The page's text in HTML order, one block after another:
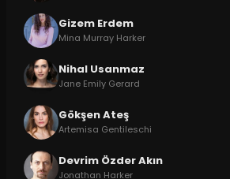
Gizem Erdem
Mina Murray Harker
Nihal Usanmaz
Jane Emily Gerard
Gökşen Ateş
Artemisa Gentileschi
Devrim Özder Akın
Jonathan Harker